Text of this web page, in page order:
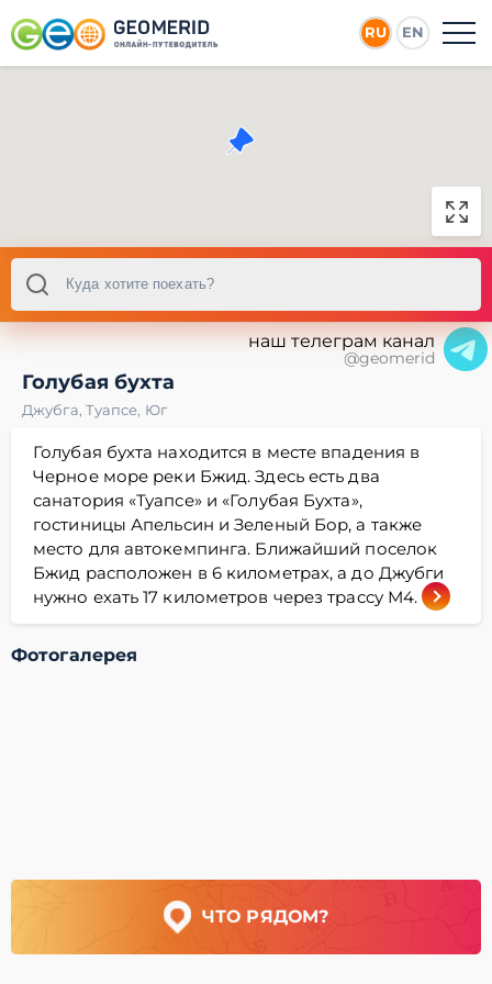
RU EN
наш телеграм канал
@geomerid
Голубая бухта
Джубга, Туапсе, Юг
Голубая бухта находится в месте впадения в
Черное море реки Бжид. Здесь есть два
санатория «Туапсе» и «Голубая Бухта»,
гостиницы Апельсин и Зеленый Бор, а также
место для автокемпинга. Ближайший поселок
Бжид расположен в 6 километрах, а до Джубги
нужно ехать 17 километров через трассу М4.
Фотогалерея
ЧТО РЯДОМ?